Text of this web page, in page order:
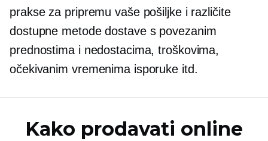
prakse za pripremu vaše pošiljke i različite
dostupne metode dostave s povezanim
prednostima i nedostacima, troškovima,
očekivanim vremenima isporuke itd.
Kako prodavati online